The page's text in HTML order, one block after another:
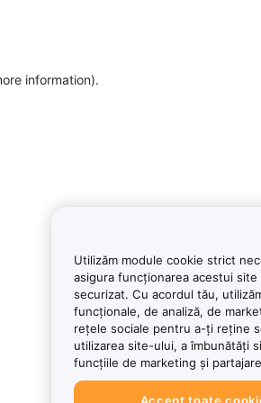
information).
Utilizăm module cookie strict
asigura funcționarea acestui
securizat. Cu acordul tău,
funcționale, de analiză, de
rețele sociale pentru a-ți reține
utilizarea site-ului, a îmbunătăți
funcțiile de marketing și